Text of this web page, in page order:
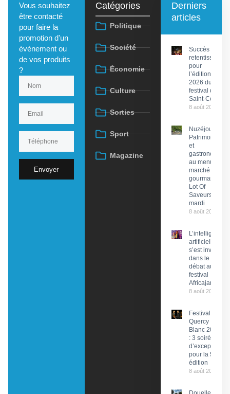
Vous souhaitez
être contacté
pour faire la
promotion d'un
événement ou
de vos produits
?
Envoyer
Catégories
Politique
Société
Économie
Culture
Sorties
Sport
Magazine
Derniers
articles
Succès
retentissant
pour
l’édition
2026 du
festival de
Saint-Céré
8 août 2026
Nuzéjouls :
Patrimoine
et
gastronomie
au menu du
marché
gourmand
Lot Of
Saveurs ce
mardi
8 août 2026
L’intelligence
artificielle
s’est invitée
dans le
débat au
festival
Africajarc
8 août 2026
Festival du
Quercy
Blanc 2026
: 3 soirées
d’exception
pour la 58e
édition
8 août 2026